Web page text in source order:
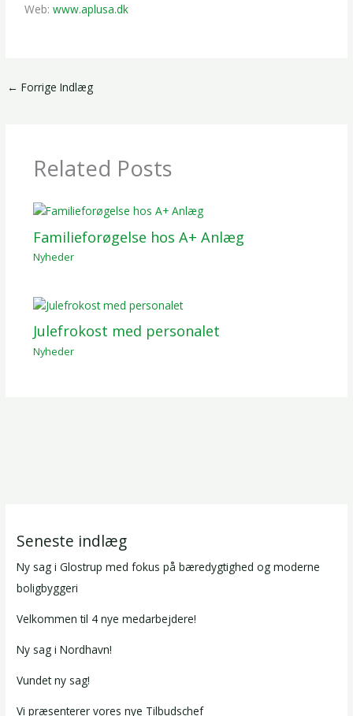
Web:www.aplusa.dk
← Forrige Indlæg
Related Posts
Familieforøgelse hos A+ Anlæg
Nyheder/ Af
Julefrokost med personalet
Nyheder/ Af
Seneste indlæg
Ny sag i Glostrup med fokus på bæredygtighed og moderne
boligbyggeri
Velkommen til 4 nye medarbejdere!
Ny sag i Nordhavn!
Vundet ny sag!
Vi præsenterer vores nye Tilbudschef